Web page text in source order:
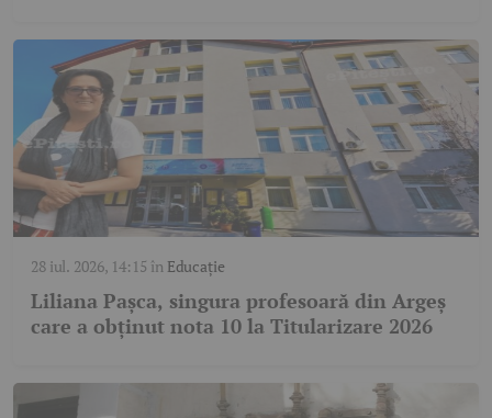
28 iul. 2026, 14:15 în Educație
Liliana Pașca, singura profesoară din Argeș
care a obținut nota 10 la Titularizare 2026